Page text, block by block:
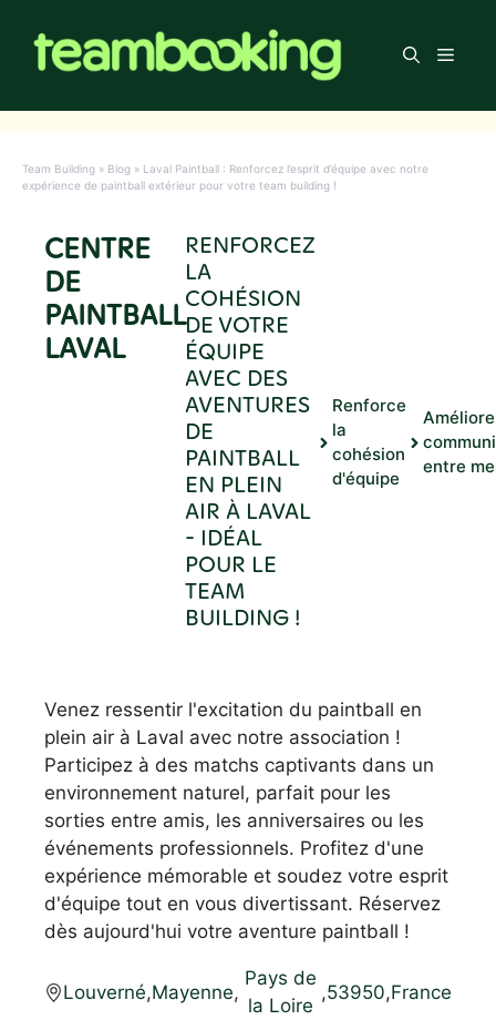
contenu
Menu
Team Building » Blog » Laval Paintball : Renforcez l’esprit d’équipe avec notre
expérience de paintball extérieur pour votre team building !
CENTRE
DE
PAINTBALL
LAVAL
RENFORCEZ
LA
COHÉSION
DE VOTRE
ÉQUIPE
AVEC DES
AVENTURES
DE
PAINTBALL
EN PLEIN
AIR À LAVAL
- IDÉAL
POUR LE
TEAM
BUILDING !
Renforce
la
cohésion
d'équipe
entre
Venez ressentir l'excitation du paintball en
plein air à Laval avec notre association !
Participez à des matchs captivants dans un
environnement naturel, parfait pour les
sorties entre amis, les anniversaires ou les
événements professionnels. Profitez d'une
expérience mémorable et soudez votre esprit
d'équipe tout en vous divertissant. Réservez
dès aujourd'hui votre aventure paintball !
Louverné,Mayenne,
Pays de
la Loire
,53950,France